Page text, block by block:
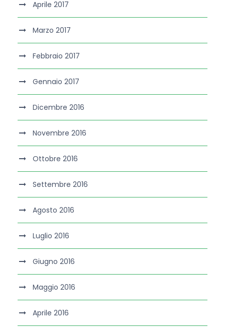
Aprile 2017
Marzo 2017
Febbraio 2017
Gennaio 2017
Dicembre 2016
Novembre 2016
Ottobre 2016
Settembre 2016
Agosto 2016
Luglio 2016
Giugno 2016
Maggio 2016
Aprile 2016